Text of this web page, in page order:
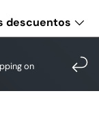
descuentos
on